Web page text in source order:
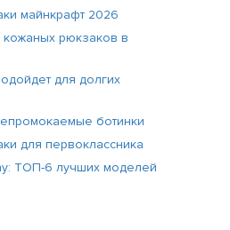
майнкрафт 2026
рюкзаков в
для долгих
ботинки
для первоклассника
ТОП-6 лучших моделей